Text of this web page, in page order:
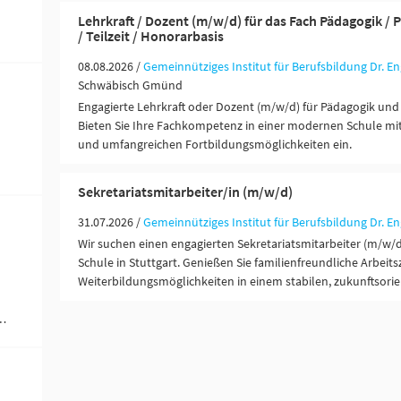
Franchise (1)
Lehrkraft / Dozent (m/w/d) für das Fach Pädagogik /
/ Teilzeit / Honorarbasis
08.08.2026 /Gemeinnütziges Institut für Berufsbildung Dr.
Schwäbisch Gmünd
Engagierte Lehrkraft oder Dozent (m/w/d) für Pädagogik
Bieten Sie Ihre Fachkompetenz in einer modernen Schule
und umfangreichen Fortbildungsmöglichkeiten ein.
Sekretariatsmitarbeiter/in (m/w/d)
31.07.2026 /Gemeinnütziges Institut für Berufsbildung Dr.
Wir suchen einen engagierten Sekretariatsmitarbeiter (m/
Schule in Stuttgart. Genießen Sie familienfreundliche
Weiterbildungsmöglichkeiten in einem stabilen,